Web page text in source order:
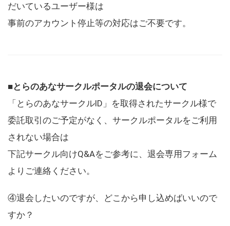
だいているユーザー様は
事前のアカウント停止等の対応はご不要です。
■とらのあなサークルポータルの退会について
「とらのあなサークルID」を取得されたサークル様で
委託取引のご予定がなく、サークルポータルをご利用
されない場合は
下記サークル向けQ&Aをご参考に、退会専用フォーム
よりご連絡ください。
④退会したいのですが、どこから申し込めばいいので
すか？